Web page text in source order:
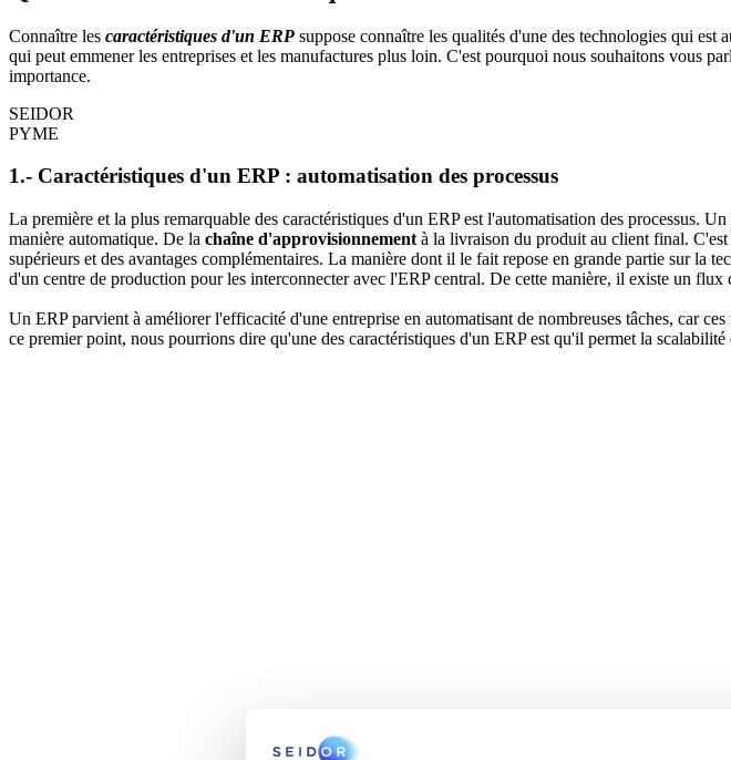
Connaître les caractéristiques d'un ERP suppose connaître les qualités d'une des technologies qui est
qui peut emmener les entreprises et les manufactures plus loin. C'est pourquoi nous souhaitons vous
importance.
SEIDOR
PYME
1.- Caractéristiques d'un ERP : automatisation des processus
La première et la plus remarquable des caractéristiques d'un ERPest l'automatisation des processus.
manière automatique. De la chaîne d'approvisionnement à la livraison du produit au client final.
supérieurs et des avantages complémentaires. La manière dont il le fait repose en grande partie sur
d'un centre de production pour les interconnecter avec l'ERP central. De cette manière, il existe un flux
Un ERP parvient à améliorer l'efficacité d'une entreprise en automatisant de nombreuses tâches, car ces
ce premier point, nous pourrions dire qu'une des caractéristiques d'un ERP est qu'il permet la scalabilité